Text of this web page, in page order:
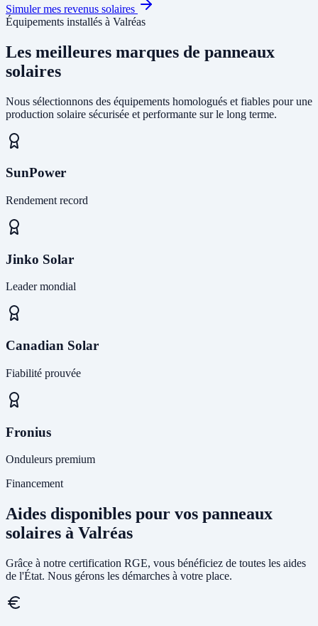
Simuler mes revenus solaires
Équipements installés à Valréas
Les meilleures marques de panneaux
solaires
Nous sélectionnons des équipements homologués et fiables pour une
production solaire sécurisée et performante sur le long terme.
SunPower
Rendement record
Jinko Solar
Leader mondial
Canadian Solar
Fiabilité prouvée
Fronius
Onduleurs premium
Financement
Aides disponibles pour vos panneaux
solaires à Valréas
Grâce à notre certification RGE, vous bénéficiez de toutes les aides
de l'État. Nous gérons les démarches à votre place.